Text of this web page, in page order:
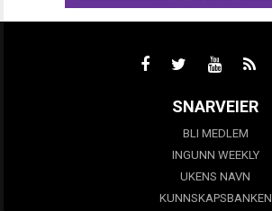
SNARVEIER
BLI MEDLEM
INGUNN WEEKLY
UKENS NAVN
KUNNSKAPSBANKEN